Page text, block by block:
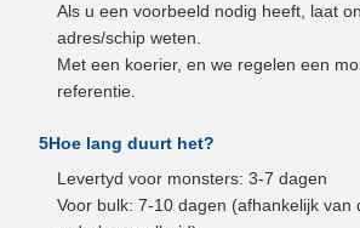
Als u een voorbeeld nodig heeft, laat
adres/schip weten.
Met een koerier, en we regelen een
referentie.
5Hoe lang duurt het?
Levertyd voor monsters: 3-7 dagen
Voor bulk: 7-10 dagen (afhankelijk van